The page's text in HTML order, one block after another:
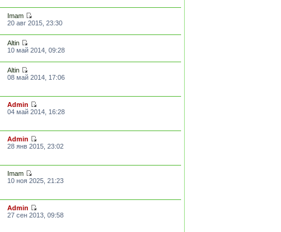
Imam
20 авг 2015, 23:30
Altin
10 май 2014, 09:28
Altin
08 май 2014, 17:06
Admin
04 май 2014, 16:28
Admin
28 янв 2015, 23:02
Imam
10 ноя 2025, 21:23
Admin
27 сен 2013, 09:58